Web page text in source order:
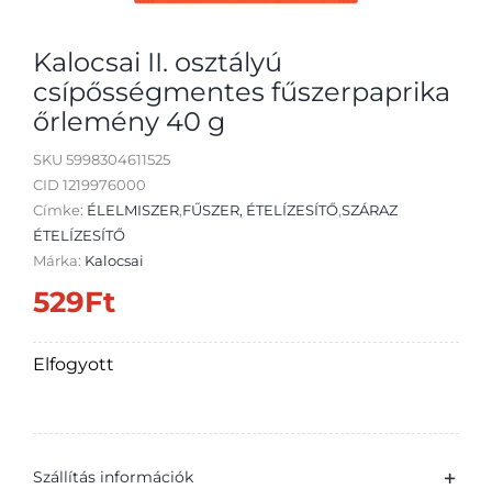
Kalocsai II. osztályú
csípősségmentes fűszerpaprika
őrlemény 40 g
SKU 5998304611525
CID 1219976000
Címke: ÉLELMISZER,FŰSZER, ÉTELÍZESÍTŐ,SZÁRAZ
ÉTELÍZESÍTŐ
Márka: Kalocsai
529Ft
Elfogyott
Szállítás információk